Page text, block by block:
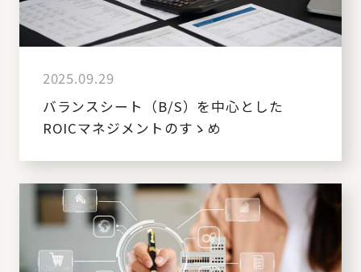
2025.09.29
バランスシート（B/S）を中心とした
ROICマネジメントのすゝめ